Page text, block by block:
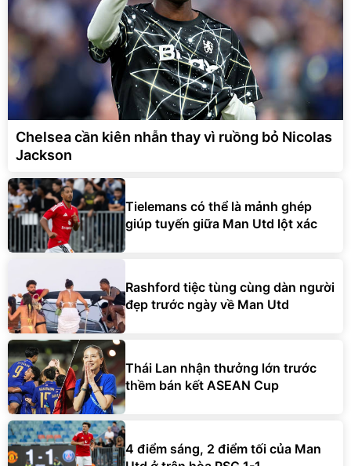
Chelsea cần kiên nhẫn thay vì ruồng bỏ Nicolas
Jackson
giúp tuyến giữa Man Utd lột xác
Utd ở trận hòa PSG 1-1